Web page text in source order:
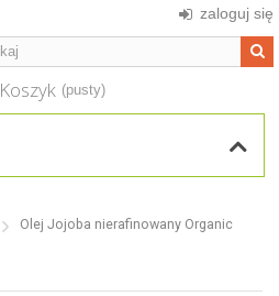
zaloguj się
Koszyk (pusty)
Olej Jojoba nierafinowany Organic